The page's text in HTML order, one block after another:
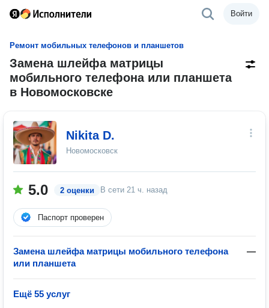
Войти
Ремонт мобильных телефонов и планшетов
Замена шлейфа матрицы
мобильного телефона или планшета
в Новомосковске
Nikita D.
Новомосковск
5.0 2 оценки В сети 21 ч. назад
Паспорт проверен
Замена шлейфа матрицы мобильного телефона
или планшета
—
Ещё 55 услуг